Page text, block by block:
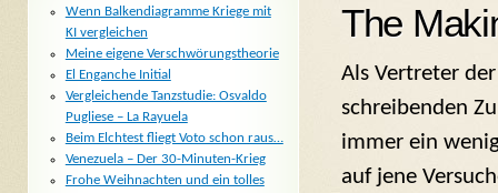
The
Als Vertreter der
schreibenden
immer ein
auf jene
Wenn Balkendiagramme Kriege mit
KI vergleichen
Meine eigene Verschwörungstheorie
El Enganche Initial
Vergleichende Tanzstudie: Osvaldo
Pugliese – La Rayuela
Beim Elchtest fliegt Voto schon raus…
Venezuela – Der 30-Minuten-Krieg
Frohe Weihnachten und ein tolles